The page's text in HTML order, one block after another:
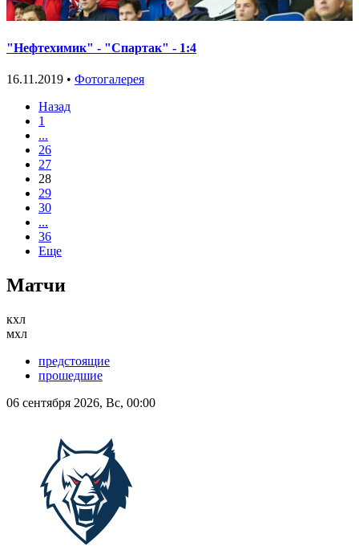
"Нефтехимик" - "Спартак" - 1:4
16.11.2019 • Фотогалерея
Назад
1
...
26
27
28
29
30
...
36
Еще
Матчи
кхл
мхл
предстоящие
прошедшие
06 сентября 2026, Вс, 00:00